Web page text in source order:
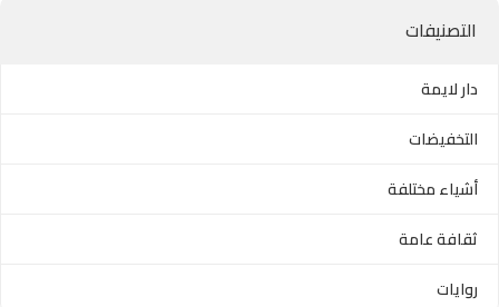
التصنيفات
دار لايمة
التخفيضات
أشياء مختلفة
ثقافة عامة
روايات